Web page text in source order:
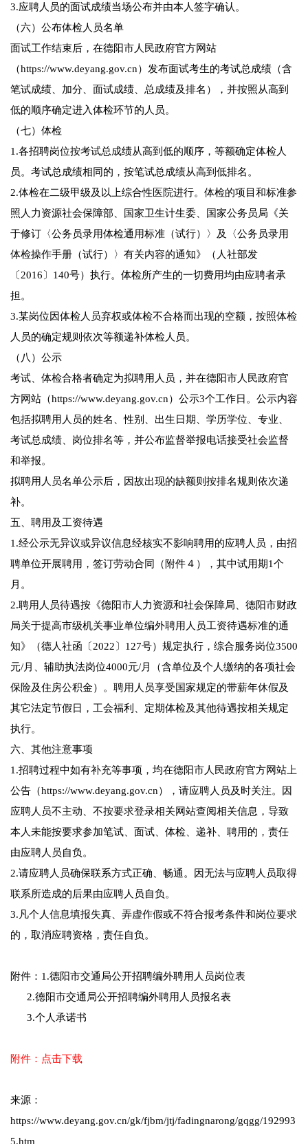
3.应聘人员的面试成绩当场公布并由本人签字确认。
（六）公布体检人员名单
面试工作结束后，在德阳市人民政府官方网站
（https://www.deyang.gov.cn）发布面试考生的考试总成绩（含
笔试成绩、加分、面试成绩、总成绩及排名），并按照从高到
低的顺序确定进入体检环节的人员。
（七）体检
1.各招聘岗位按考试总成绩从高到低的顺序，等额确定体检人
员。考试总成绩相同的，按笔试总成绩从高到低排名。
2.体检在二级甲级及以上综合性医院进行。体检的项目和标准参
照人力资源社会保障部、国家卫生计生委、国家公务员局《关
于修订〈公务员录用体检通用标准（试行）〉及〈公务员录用
体检操作手册（试行）〉有关内容的通知》（人社部发
〔2016〕140号）执行。体检所产生的一切费用均由应聘者承
担。
3.某岗位因体检人员弃权或体检不合格而出现的空额，按照体检
人员的确定规则依次等额递补体检人员。
（八）公示
考试、体检合格者确定为拟聘用人员，并在德阳市人民政府官
方网站（https://www.deyang.gov.cn）公示3个工作日。公示内容
包括拟聘用人员的姓名、性别、出生日期、学历学位、专业、
考试总成绩、岗位排名等，并公布监督举报电话接受社会监督
和举报。
拟聘用人员名单公示后，因故出现的缺额则按排名规则依次递
补。
五、聘用及工资待遇
1.经公示无异议或异议信息经核实不影响聘用的应聘人员，由招
聘单位开展聘用，签订劳动合同（附件４），其中试用期1个
月。
2.聘用人员待遇按《德阳市人力资源和社会保障局、德阳市财政
局关于提高市级机关事业单位编外聘用人员工资待遇标准的通
知》（德人社函〔2022〕127号）规定执行，综合服务岗位3500
元/月、辅助执法岗位4000元/月（含单位及个人缴纳的各项社会
保险及住房公积金）。聘用人员享受国家规定的带薪年休假及
其它法定节假日，工会福利、定期体检及其他待遇按相关规定
执行。
六、其他注意事项
1.招聘过程中如有补充等事项，均在德阳市人民政府官方网站上
公告（https://www.deyang.gov.cn），请应聘人员及时关注。因
应聘人员不主动、不按要求登录相关网站查阅相关信息，导致
本人未能按要求参加笔试、面试、体检、递补、聘用的，责任
由应聘人员自负。
2.请应聘人员确保联系方式正确、畅通。因无法与应聘人员取得
联系所造成的后果由应聘人员自负。
3.凡个人信息填报失真、弄虚作假或不符合报考条件和岗位要求
的，取消应聘资格，责任自负。
附件：1.德阳市交通局公开招聘编外聘用人员岗位表
2.德阳市交通局公开招聘编外聘用人员报名表
3.个人承诺书
附件：点击下载
来源：
https://www.deyang.gov.cn/gk/fjbm/jtj/fadingnarong/gqgg/192993
5.htm